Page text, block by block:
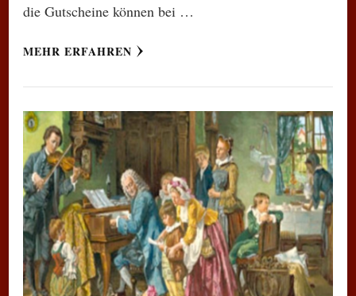
die Gutscheine können bei …
MEHR ERFAHREN